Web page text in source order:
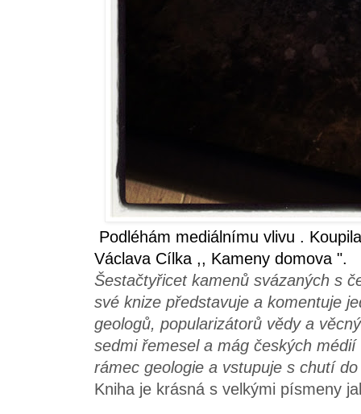
Podléhám mediálnímu vlivu .
Václava Cílka ,, Kameny domova ".
Šestačtyřicet kamenů svázaných s
své knize představuje a komentuje
geologů, popularizátorů vědy a
sedmi řemesel a mág českých
rámec geologie a vstupuje s chutí
Kniha je krásná s velkými písmeny